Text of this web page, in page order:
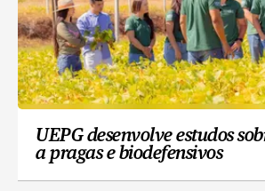
UEPG desenvolve estudos
a pragas e biodefensivos